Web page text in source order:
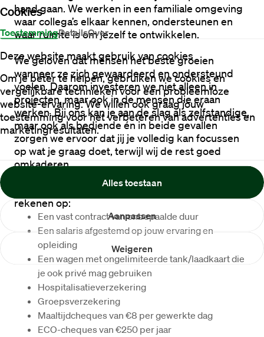
Cookies
ToestemmingDetailsOver
Deze website maakt gebruik van cookies
Om je beter te helpen, gebruiken we cookies en
vergelijkbare technieken voor een probleemloze
website-ervaring. We willen ook graag jouw
toestemming voor het verbeteren van advertenties en
marketingresultaten.
Weigeren
Aanpassen
Alles toestaan
hand gaan. We werken in een familiale omgeving
waar collega’s elkaar kennen, ondersteunen en
waar ruimte is om jezelf te ontwikkelen.
We geloven dat mensen het beste groeien
wanneer ze zich gewaardeerd en ondersteund
voelen. Daarom investeren we niet alleen in
projecten, maar ook in de mensen die eraan
werken. Bij ons kan je aan de slag als zelfstandige,
maar ook als bediende én in beide gevallen
zorgen we ervoor dat jij je volledig kan focussen
op wat je graag doet, terwijl wij de rest goed
omkaderen.
Kies je voor een bediendecontract? Dan mag je
rekenen op:
Een vast contract van onbepaalde duur
Een salaris afgestemd op jouw ervaring en
opleiding
Een wagen met ongelimiteerde tank/laadkaart die
je ook privé mag gebruiken
Hospitalisatieverzekering
Groepsverzekering
Maaltijdcheques van €8 per gewerkte dag
ECO-cheques van €250 per jaar